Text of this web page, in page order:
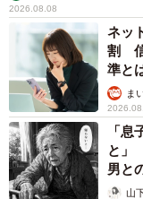
「酒は岡山 日本一」と
2026.08.08
ネッ
割 信
準と
ま
「
と」
男と
から
山